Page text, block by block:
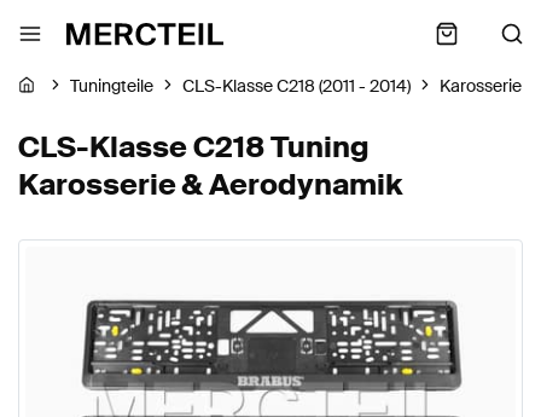
Tuningteile CLS-Klasse C218 (2011 - 2014) Karosserie
CLS-Klasse C218 Tuning
Karosserie & Aerodynamik